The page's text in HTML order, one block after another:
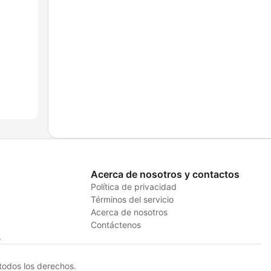
Acerca de nosotros y contactos
Política de privacidad
Términos del servicio
Acerca de nosotros
Contáctenos
los derechos.